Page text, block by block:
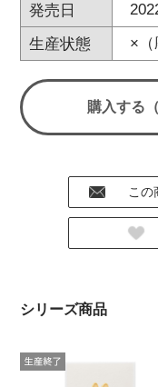
発売日
生産状態
×（
購入する
シリーズ商品